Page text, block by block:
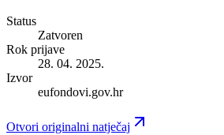
Status
Zatvoren
Rok prijave
28. 04. 2025.
Izvor
eufondovi.gov.hr
Otvori originalni natječaj